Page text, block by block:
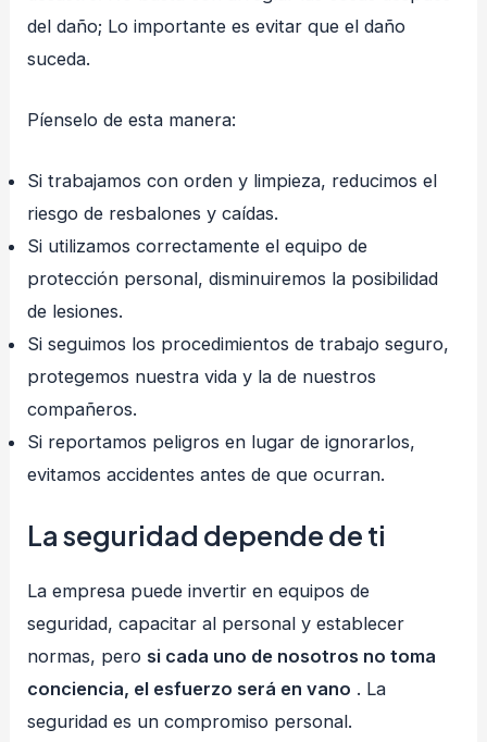
del daño; Lo importante es evitar que el daño
suceda.
Píenselo de esta manera:
Si trabajamos con orden y limpieza, reducimos el
riesgo de resbalones y caídas.
Si utilizamos correctamente el equipo de
protección personal, disminuiremos la posibilidad
de lesiones.
Si seguimos los procedimientos de trabajo seguro,
protegemos nuestra vida y la de nuestros
compañeros.
Si reportamos peligros en lugar de ignorarlos,
evitamos accidentes antes de que ocurran.
La seguridad depende de ti
La empresa puede invertir en equipos de
seguridad, capacitar al personal y establecer
normas, pero si cada uno de nosotros no toma
conciencia, el esfuerzo será en vano . La
seguridad es un compromiso personal.